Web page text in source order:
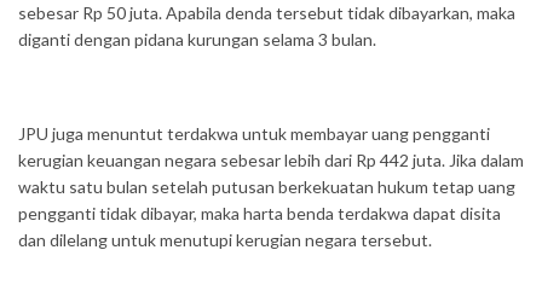
sebesar Rp 50 juta. Apabila denda tersebut tidak dibayarkan, maka
diganti dengan pidana kurungan selama 3 bulan.
JPU juga menuntut terdakwa untuk membayar uang pengganti
kerugian keuangan negara sebesar lebih dari Rp 442 juta. Jika dalam
waktu satu bulan setelah putusan berkekuatan hukum tetap uang
pengganti tidak dibayar, maka harta benda terdakwa dapat disita
dan dilelang untuk menutupi kerugian negara tersebut.